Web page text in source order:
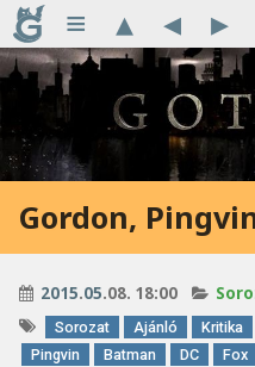
≡ ▴ ◂ ▸
Gordon,
2015.05.08. 18:00
Sorozat Ajánló Kritika
Pingvin
Batman DC Fox